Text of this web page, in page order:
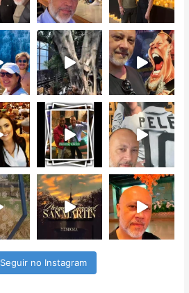
Seguir no Instagram